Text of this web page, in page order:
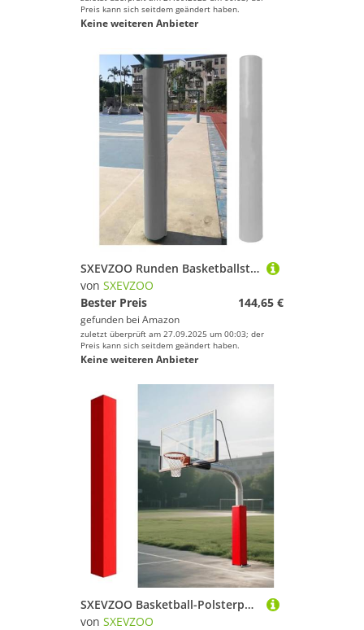
Preis kann sich seitdem geändert haben.
Keine weiteren Anbieter
SXEVZOO Runden Basketballstangen Polster Grau, 4 5 6 Fuß Hochbelastbar Sicherheits-Polsterpolster, Außenbereich Pfostenpolster Umwickelbar Für Spielplatz/Keller/Fitnessstudio(H 6ft,8inch Pole)
von SXEVZOO
Bester Preis
144,65 €
gefunden bei Amazon
zuletzt überprüft am 27.09.2025 um 00:03; der
Preis kann sich seitdem geändert haben.
Keine weiteren Anbieter
SXEVZOO Basketball-Polsterpolster 4/5/6 Fuß Hoch Quadratische Basketballstangen Polster Allwetter-Wasserdicht Allwetter-Polster für Spielerschutz und Sicherheit(Red 6ft,20x20cm Pole)
von SXEVZOO